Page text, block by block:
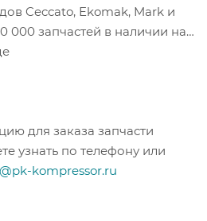
Ceccato, Ekomak, Mark и
000 запчастей в наличии на
для заказа запчасти
узнать по телефону или
kompressor.ru